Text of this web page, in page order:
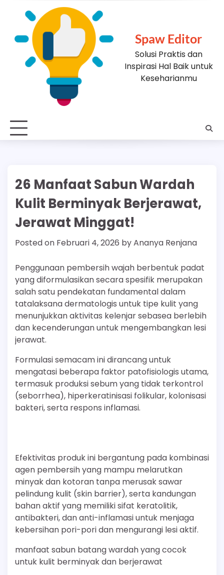
Spaw Editor
Solusi Praktis dan
Inspirasi Hal Baik untuk
Keseharianmu
26 Manfaat Sabun Wardah
Kulit Berminyak Berjerawat,
Jerawat Minggat!
Posted on Februari 4, 2026 byAnanya Renjana
Penggunaan pembersih wajah berbentuk padat
yang diformulasikan secara spesifik merupakan
salah satu pendekatan fundamental dalam
tatalaksana dermatologis untuk tipe kulit yang
menunjukkan aktivitas kelenjar sebasea berlebih
dan kecenderungan untuk mengembangkan lesi
jerawat.
Formulasi semacam ini dirancang untuk
mengatasi beberapa faktor patofisiologis utama,
termasuk produksi sebum yang tidak terkontrol
(seborrhea), hiperkeratinisasi folikular, kolonisasi
bakteri, serta respons inflamasi.
Efektivitas produk ini bergantung pada kombinasi
agen pembersih yang mampu melarutkan
minyak dan kotoran tanpa merusak sawar
pelindung kulit (skin barrier), serta kandungan
bahan aktif yang memiliki sifat keratolitik,
antibakteri, dan anti-inflamasi untuk menjaga
kebersihan pori-pori dan mengurangi lesi aktif.
manfaat sabun batang wardah yang cocok
untuk kulit berminyak dan berjerawat